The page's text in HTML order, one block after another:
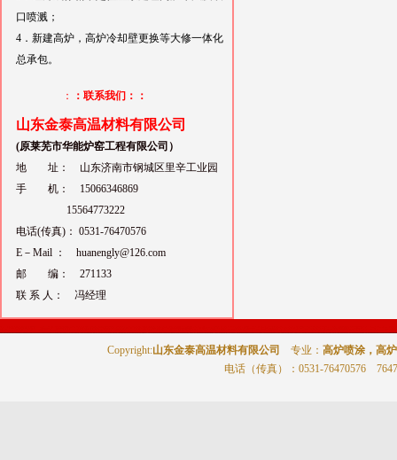
口喷溅；
4．新建高炉，高炉冷却壁更换等大修一体化
总承包。
： ：联系我们：：
山东金泰高温材料有限公司
(原莱芜市华能炉窑工程有限公司）
地 址： 山东济南市钢城区里辛工业园
手 机： 15066346869
15564773222
电话(传真)： 0531-76470576
E－Mail ： huanengly@126.com
邮 编： 271133
联 系 人： 冯经理
Copyright:山东金泰高温材料有限公司 专业： 高炉喷涂，高
电话（传真）
：0531-76470576